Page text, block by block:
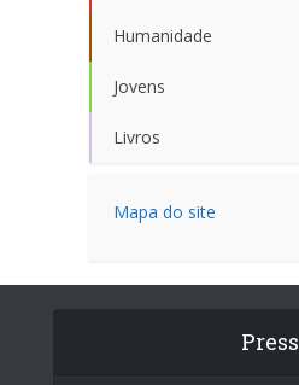
Humanidade
Jovens
Livros
Mapa do site
Press